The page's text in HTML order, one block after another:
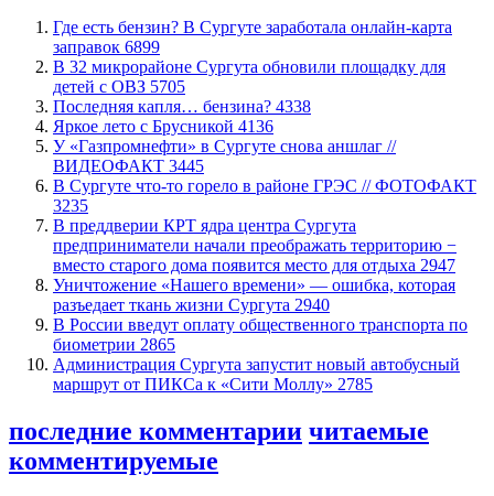
​Где есть бензин? В Сургуте заработала онлайн-карта
заправок 6899
В 32 микрорайоне Сургута обновили площадку для
детей с ОВЗ 5705
​Последняя капля… бензина? 4338
Яркое лето с Брусникой 4136
У «Газпромнефти» в Сургуте снова аншлаг //
ВИДЕОФАКТ 3445
​В Сургуте что-то горело в районе ГРЭС // ФОТОФАКТ
3235
​В преддверии КРТ ядра центра Сургута
предприниматели начали преображать территорию −
вместо старого дома появится место для отдыха 2947
​Уничтожение «Нашего времени» — ошибка, которая
разъедает ткань жизни Сургута 2940
В России введут оплату общественного транспорта по
биометрии 2865
​Администрация Сургута запустит новый автобусный
маршрут от ПИКСа к «Сити Моллу» 2785
последние комментарии читаемые
комментируемые